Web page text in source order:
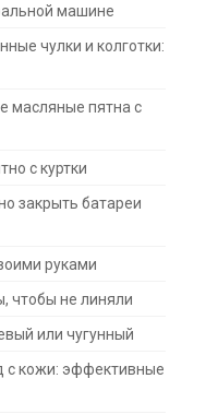
машине
чулки и колготки:
масляные пятна с
с куртки
закрыть батареи
руками
чтобы не линяли
или чугунный
с кожи: эффективные